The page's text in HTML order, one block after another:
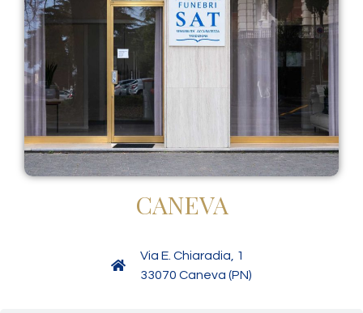
CANEVA
Via E. Chiaradia, 1
33070 Caneva (PN)